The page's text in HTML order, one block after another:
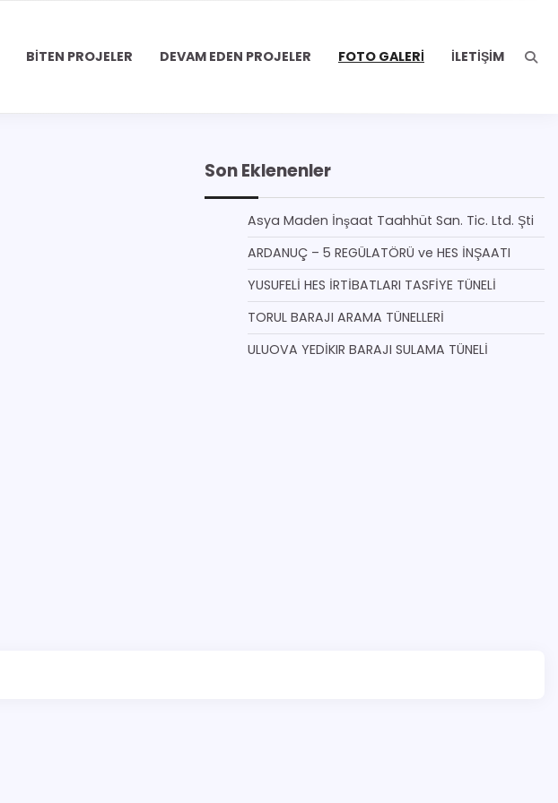
BITEN PROJELER DEVAM EDEN PROJELER FOTO GALERI İLETIŞIM
Son Eklenenler
Asya Maden İnşaat Taahhüt San. Tic. Ltd. Şti
ARDANUÇ – 5 REGÜLATÖRÜ ve HES İNŞAATI
YUSUFELİ HES İRTİBATLARI TASFİYE TÜNELİ
TORUL BARAJI ARAMA TÜNELLERİ
ULUOVA YEDİKIR BARAJI SULAMA TÜNELİ